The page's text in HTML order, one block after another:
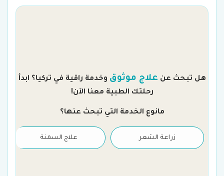
هل تبحث عن علاج موثوق وخدمة راقية في تركيا؟ ابدأ
رحلتك الطبية معنا الآن!
مانوع الخدمة التي تبحث عنها؟
زراعة الشعر علاج السمنة